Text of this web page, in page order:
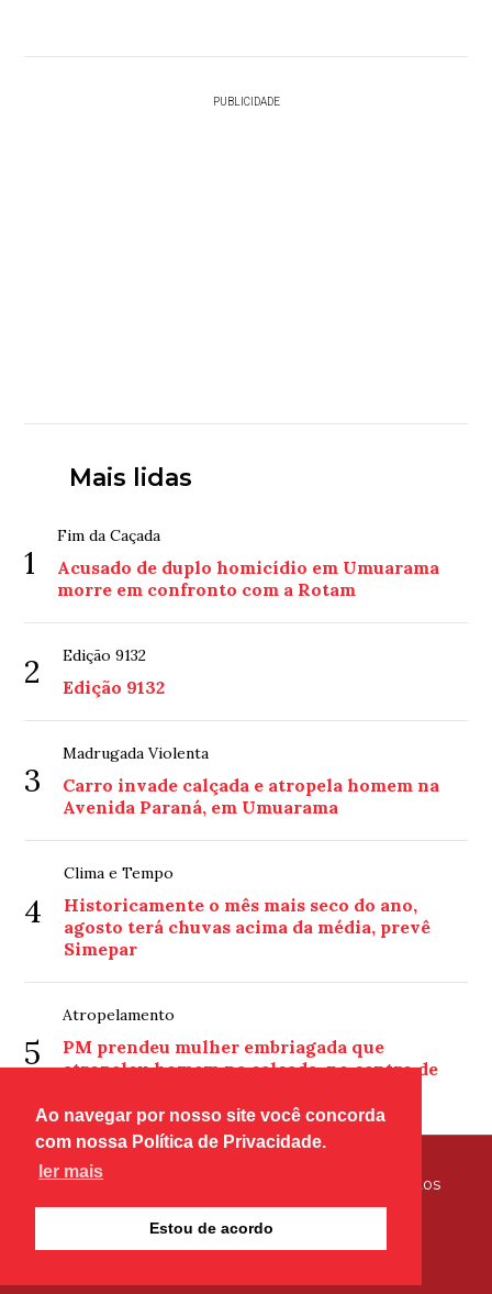
Ao navegar por nosso site você concorda
com nossa Política de Privacidade.
ler mais
Estou de acordo
PUBLICIDADE
Mais lidas
1
Fim da Caçada
Acusado de duplo homicídio em Umuarama
morre em confronto com a Rotam
2 Edição 9132
Edição 9132
3
Madrugada Violenta
Carro invade calçada e atropela homem na
Avenida Paraná, em Umuarama
4
Clima e Tempo
Historicamente o mês mais seco do ano,
agosto terá chuvas acima da média, prevê
Simepar
5
Atropelamento
PM prendeu mulher embriagada que
atropelou homem na calçada, no centro de
© Copyright 2026 - Tribuna Hoje - Todos os direitos
reservados